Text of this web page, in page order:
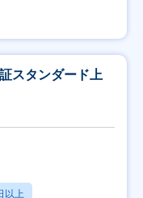
スタンダード上
以上